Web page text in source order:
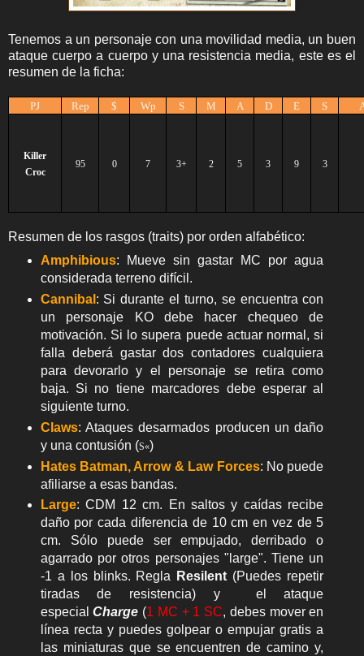
Tenemos a un personaje con una movilidad media, un buen
ataque cuerpo a cuerpo y una resistencia media, este es el
resumen de la ficha:
PJ Rep $ Wp S M A D E S
Killer
Croc
95 0 7 3+ 2 5 3 9 3
Resumen de los rasgos (traits) por orden alfabético:
Amphibious: Mueve sin gastar MC por agua
considerada terreno difícil.
Cannibal : Si durante el turno, se encuentra con
un personaje KO debe hacer chequeo de
motivación. Si lo supera puede actuar normal, si
falla deberá gastar dos contadores cualquiera
para devorarlo y el personaje se retira como
baja. Si no tiene marcadores debe esperar al
siguiente turno.
Claws: Ataques desarmados producen un daño
y una contusión (S«)
Hates Batman, Arrow & Law Forces: No puede
afiliarse a esas bandas.
Large: CDM 12 cm. En saltos y caídas recibe
daño por cada diferencia de 10 cm en vez de 5
cm. Sólo puede ser empujado, derribado o
agarrado por otros personajes "large". Tiene un
-1 a los blinks. Regla Resilent (Puedes repetir
tiradas de resistencia) y el ataque
especialCharge (1 MC + 1 SC, debes mover en
línea recta y puedes golpear o empujar gratis a
las miniaturas que se encuentren de camino y,